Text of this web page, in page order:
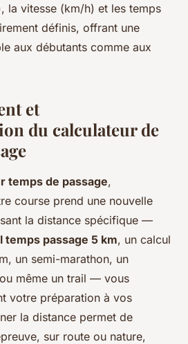
la vitesse (km/h) et les temps
définis, offrant une
aux débutants comme aux
et
du calculateur de
temps de passage,
course prend une nouvelle
la distance spécifique —
temps passage 5 km, un calcul
un semi-marathon, un
même un trail — vous
votre préparation à vos
la distance permet de
sur route ou nature,